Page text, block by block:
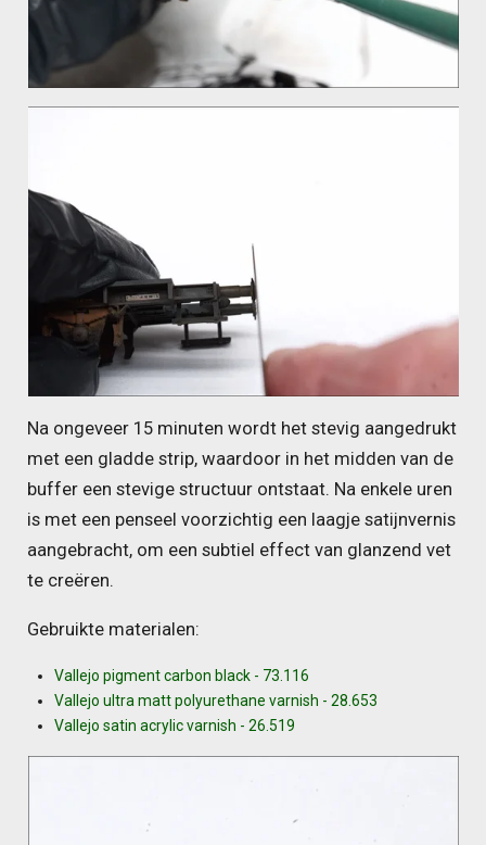
Na ongeveer 15 minuten wordt het stevig aangedrukt
met een gladde strip, waardoor in het midden van de
buffer een stevige structuur ontstaat. Na enkele uren
is met een penseel voorzichtig een laagje satijnvernis
aangebracht, om een subtiel effect van glanzend vet
te creëren.
Gebruikte materialen:
Vallejo pigment carbon black - 73.116
Vallejo ultra matt polyurethane varnish - 28.653
Vallejo satin acrylic varnish - 26.519